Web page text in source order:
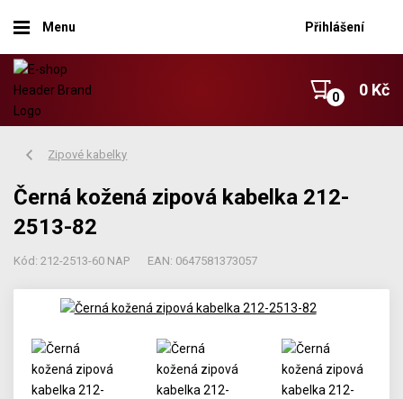
Menu Přihlášení
0 Kč
Zipové kabelky
Černá kožená zipová kabelka 212-
2513-82
Kód: 212-2513-60 NAP EAN: 0647581373057